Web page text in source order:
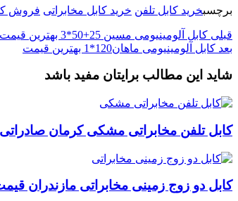
برچسبخرید کابل تلفن خرید کابل مخابراتی فروش
قبلی کابل آلومینیومی مسین 25+50*3 بهترین قیمت
بعد کابل آلومینیومی ماهان120*1 بهترین قیمت
شاید این مطالب برایتان مفید باشد
کابل تلفن مخابراتی مشکی کرمان صادراتی
کابل دو زوج زمینی مخابراتی مازندران